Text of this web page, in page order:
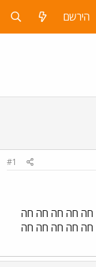
הירשם
#1
חה חה חה חה
חה חה חה חה